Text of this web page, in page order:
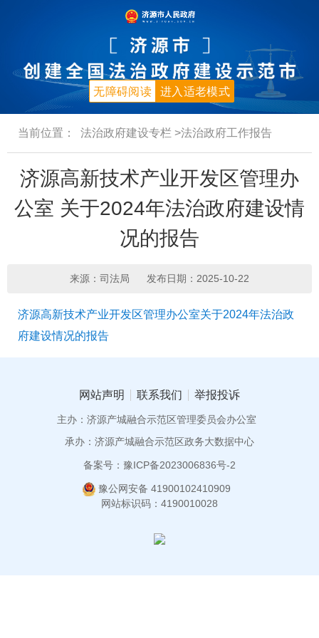
进入适老模式
无障碍阅读
当前位置： 法治政府建设专栏 >法治政府工作报告
济源高新技术产业开发区管理办
公室 关于2024年法治政府建设情
况的报告
来源：司法局 发布日期：2025-10-22
济源高新技术产业开发区管理办公室关于2024年法治政
府建设情况的报告
网站声明 联系我们 举报投诉
主办：济源产城融合示范区管理委员会办公室
承办：济源产城融合示范区政务大数据中心
备案号：豫ICP备2023006836号-2
豫公网安备 41900102410909
网站标识码：4190010028